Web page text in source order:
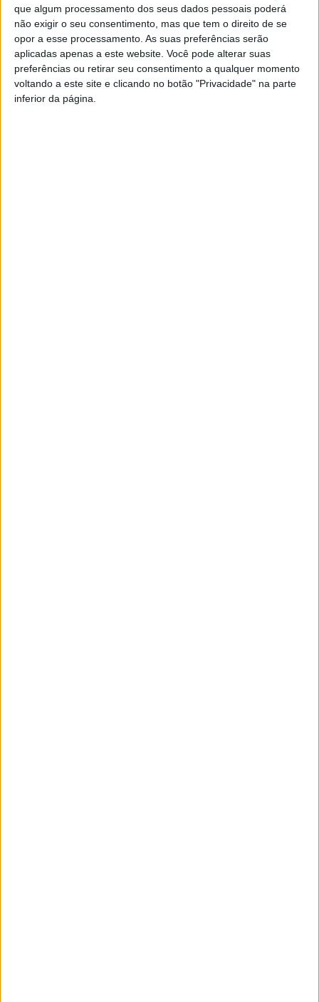
que algum processamento dos seus dados pessoais poderá
não exigir o seu consentimento, mas que tem o direito de se
opor a esse processamento. As suas preferências serão
aplicadas apenas a este website. Você pode alterar suas
preferências ou retirar seu consentimento a qualquer momento
voltando a este site e clicando no botão "Privacidade" na parte
inferior da página.
Ainda no teatro, referência para ‘A História das Coisas’, do
grupo viseense Mochos no Telhado, que apresenta um
espetáculo inspirado no livro com o mesmo nome, de
Annie Leonard.